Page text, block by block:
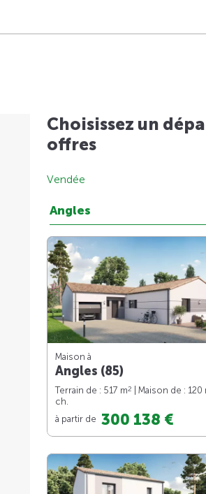
Choisissez un
offres
Vendée
Angles
Maison à
Angles (85)
Terrain de : 517 m2 | Maison de : 120
ch.
à partir de 300 138 €